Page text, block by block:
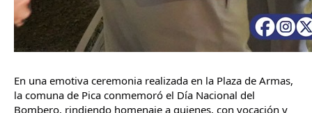
En una emotiva ceremonia realizada en la Plaza de Armas,
la comuna de Pica conmemoró el Día Nacional del
Bombero, rindiendo homenaje a quienes, con vocación y